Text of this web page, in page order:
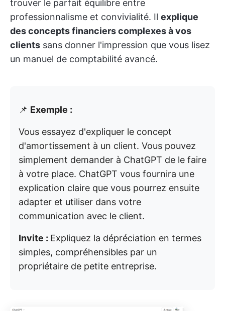
trouver le parfait équilibre entre
professionnalisme et convivialité. Il explique
des concepts financiers complexes à vos
clients sans donner l'impression que vous lisez
un manuel de comptabilité avancé.
📌 Exemple :
Vous essayez d'expliquer le concept
d'amortissement à un client. Vous pouvez
simplement demander à ChatGPT de le faire
à votre place. ChatGPT vous fournira une
explication claire que vous pourrez ensuite
adapter et utiliser dans votre
communication avec le client.
Invite : Expliquez la dépréciation en termes
simples, compréhensibles par un
propriétaire de petite entreprise.